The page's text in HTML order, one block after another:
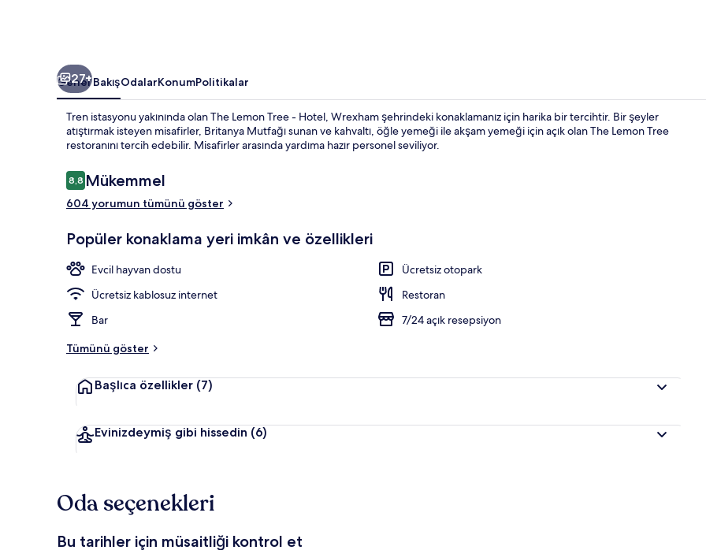
Teras/veranda
27+
Genel BakışOdalarKonumPolitikalar
Tren istasyonu yakınında olan The Lemon Tree - Hotel, Wrexham şehrindeki konaklamanız için harika bir tercihtir. Bir şeyler
atıştırmak isteyen misafirler, Britanya Mutfağı sunan ve kahvaltı, öğle yemeği ile akşam yemeği için açık olan The Lemon Tree
restoranını tercih edebilir. Misafirler arasında yardıma hazır personel seviliyor.
Yorumlar
8,88,8/10
Mükemmel
604 yorumun tümünü göster
Popüler konaklama yeri imkân ve özellikleri
Evcil hayvan dostu
Ücretsiz otopark
Ücretsiz kablosuz internet
Restoran
Bar
7/24 açık resepsiyon
Tümünü göster
Başlıca özellikler (7)
Evinizdeymiş gibi hissedin (6)
Oda seçenekleri
Bu tarihler için müsaitliği kontrol et